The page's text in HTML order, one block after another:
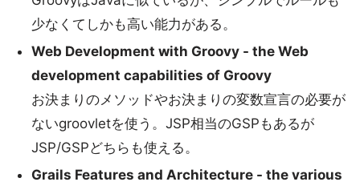
少なくてしかも高い能力がある。
Web Development with Groovy - the Web
development capabilities of Groovy
お決まりのメソッドやお決まりの変数宣言の必要が
ないgroovletを使う。JSP相当のGSPもあるが
JSP/GSPどちらも使える。
Grails Features and Architecture - the various